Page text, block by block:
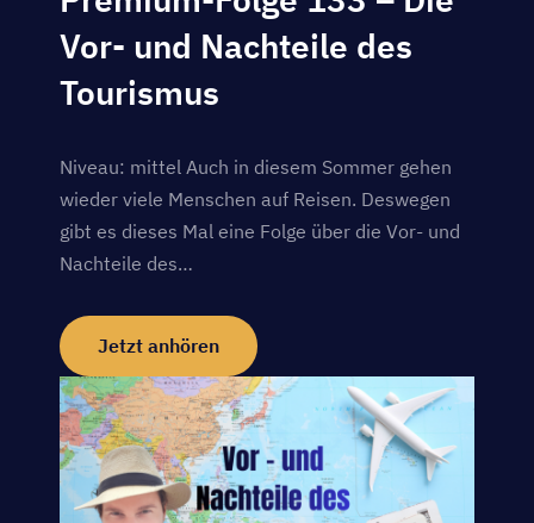
Vor- und Nachteile des
Tourismus
Niveau: mittel Auch in diesem Sommer gehen
wieder viele Menschen auf Reisen. Deswegen
gibt es dieses Mal eine Folge über die Vor- und
Nachteile des…
Jetzt anhören